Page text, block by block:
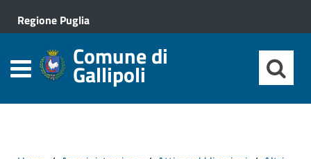
Regione Puglia
Comune di
Gallipoli